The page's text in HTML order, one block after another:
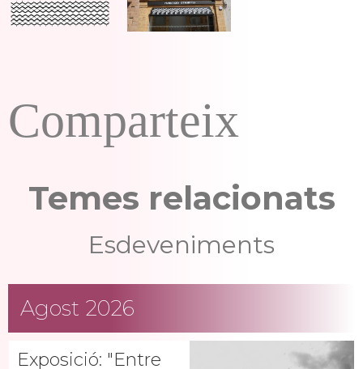
Comparteix
Temes relacionats
Esdeveniments
Agost 2026
Exposició: "Entre